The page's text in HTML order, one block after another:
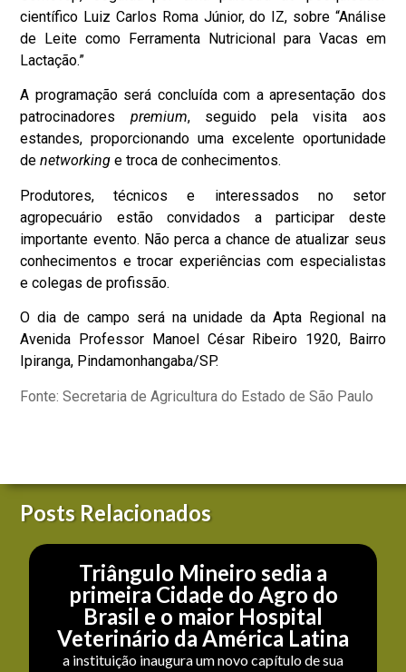
científico Luiz Carlos Roma Júnior, do IZ, sobre “Análise
de Leite como Ferramenta Nutricional para Vacas em
Lactação.”
A programação será concluída com a apresentação dos
patrocinadores premium, seguido pela visita aos
estandes, proporcionando uma excelente oportunidade
denetworkinge troca de conhecimentos.
Produtores, técnicos e interessados no setor
agropecuário estão convidados a participar deste
importante evento. Não perca a chance de atualizar seus
conhecimentos e trocar experiências com especialistas
e colegas de profissão.
O dia de campo será na unidade da Apta Regional na
Avenida Professor Manoel César Ribeiro 1920, Bairro
Ipiranga, Pindamonhangaba/SP.
Fonte: Secretaria de Agricultura do Estado de São Paulo
Posts Relacionados
Triângulo Mineiro sedia a
primeira Cidade do Agro do
Brasil e o maior Hospital
Veterinário da América Latina
a instituição inaugura um novo capítulo de sua